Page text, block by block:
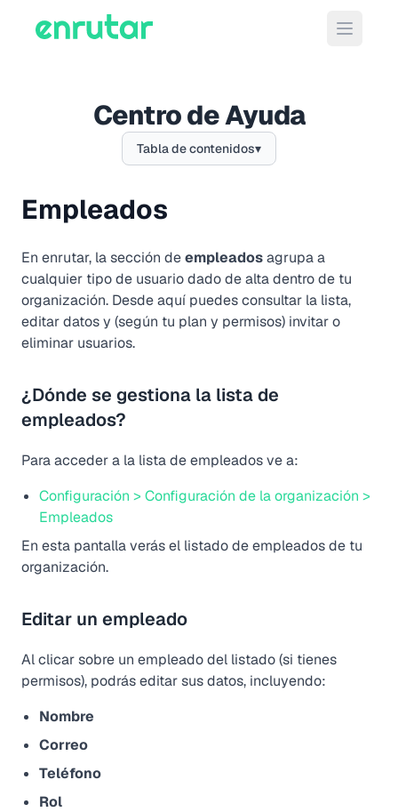
Abrir
Centro de Ayuda
Tabla de contenidos▾
Empleados
En enrutar, la sección deempleadosagrupa a
cualquier tipo de usuario dado de alta dentro de tu
organización. Desde aquí puedes consultar la lista,
editar datos y (según tu plan y permisos) invitar o
eliminar usuarios.
¿Dónde se gestiona la lista de
empleados?
Para acceder a la lista de empleados ve a:
Configuración > Configuración de la organización >
Empleados
En esta pantalla verás el listado de empleados de tu
organización.
Editar un empleado
Al clicar sobre un empleado del listado (si tienes
permisos), podrás editar sus datos, incluyendo:
Nombre
Correo
Teléfono
Rol